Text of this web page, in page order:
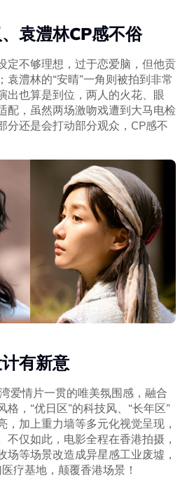
袁澧林CP感不俗
定不够理想，过于恋爱脑，但他贡
袁澧林的“安晴”一角则被拍到非常
出也算是到位，两人的火花、眼
配，虽然两场激吻戏遭到大马电检
分还是会打动部分观众，CP感不
有新意
爱情片一贯的唯美氛围感，融合
，“优日区”的科技风、“长年区”
，加上重力墙等多元化视觉呈现，
不仅如此，电影全程在香港拍摄，
场等场景改造成异星感工业废墟，
疗基地，颠覆香港场景！